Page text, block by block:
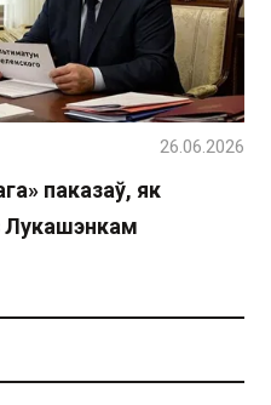
паказаў, як
Лукашэнкам
26.06.2026